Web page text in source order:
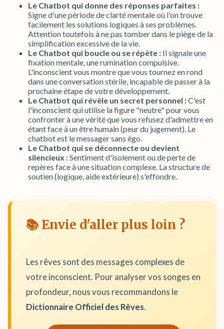
Le Chatbot qui donne des réponses parfaites :
Signe d'une période de clarté mentale où l'on trouve
facilement les solutions logiques à ses problèmes.
Attention toutefois à ne pas tomber dans le piège de la
simplification excessive de la vie.
Le Chatbot qui boucle ou se répète : Il signale une
fixation mentale, une rumination compulsive.
L'inconscient vous montre que vous tournez en rond
dans une conversation stérile, incapable de passer à la
prochaine étape de votre développement.
Le Chatbot qui révèle un secret personnel :C'est
l'inconscient qui utilise la figure "neutre" pour vous
confronter à une vérité que vous refusez d'admettre en
étant face à un être humain (peur du jugement). Le
chatbot est le messager sans égo.
Le Chatbot qui se déconnecte ou devient
silencieux :Sentiment d'isolement ou de perte de
repères face à une situation complexe. La structure de
soutien (logique, aide extérieure) s'effondre.
📚 Envie d'aller plus loin ?
Les rêves sont des messages complexes de
votre inconscient. Pour analyser vos songes en
profondeur, nous vous recommandons le
Dictionnaire Officiel des Rêves.